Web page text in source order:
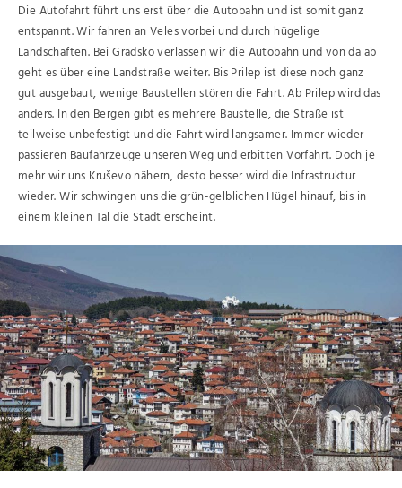
Die Autofahrt führt uns erst über die Autobahn und ist somit ganz
entspannt. Wir fahren an Veles vorbei und durch hügelige
Landschaften. Bei Gradsko verlassen wir die Autobahn und von da ab
geht es über eine Landstraße weiter. Bis Prilep ist diese noch ganz
gut ausgebaut, wenige Baustellen stören die Fahrt. Ab Prilep wird das
anders. In den Bergen gibt es mehrere Baustelle, die Straße ist
teilweise unbefestigt und die Fahrt wird langsamer. Immer wieder
passieren Baufahrzeuge unseren Weg und erbitten Vorfahrt. Doch je
mehr wir uns Kruševo nähern, desto besser wird die Infrastruktur
wieder. Wir schwingen uns die grün-gelblichen Hügel hinauf, bis in
einem kleinen Tal die Stadt erscheint.